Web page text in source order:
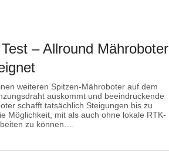
– Allround Mähroboter
weiteren Spitzen-Mähroboter auf dem
auskommt und beeindruckende
schafft tatsächlich Steigungen bis zu
Möglichkeit, mit als auch ohne lokale RTK-
zu können.…